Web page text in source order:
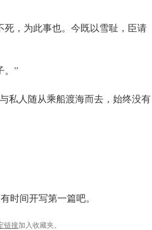
，为此事也。今既以雪耻，臣请
。”
私人随从乘船渡海而去，始终没有
时间开写第一篇吧。
链接加入收藏夹。